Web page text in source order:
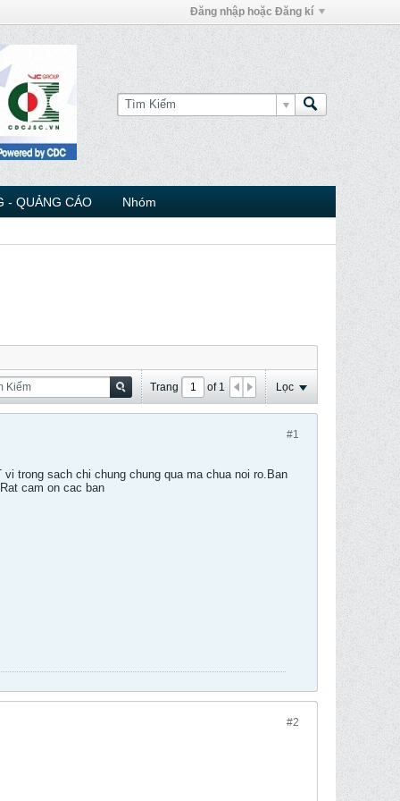
Đăng nhập hoặc Đăng kí
- QUẢNG CÁO Nhóm
Trang of 1 Lọc
#1
trong sach chi chung chung qua ma chua noi ro.Ban
cam on cac ban
#2